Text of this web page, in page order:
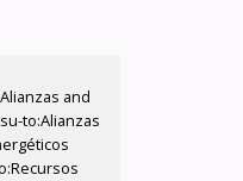
and
to:Alianzas